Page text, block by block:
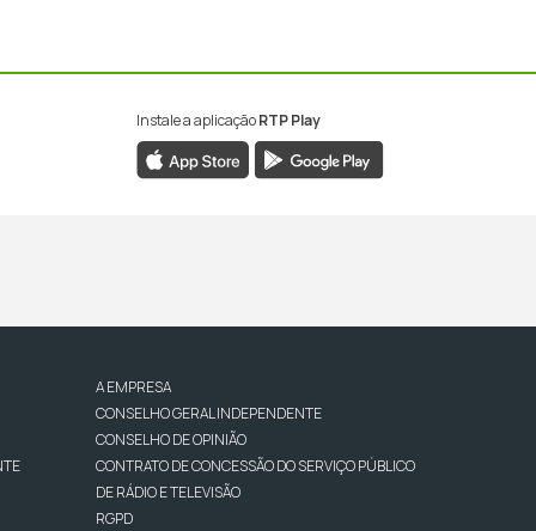
Instale a aplicaçãoRTP Play
A EMPRESA
CONSELHO GERAL INDEPENDENTE
CONSELHO DE OPINIÃO
CONTRATO DE CONCESSÃO DO SERVIÇO PÚBLICO
DE RÁDIO E TELEVISÃO
RGPD